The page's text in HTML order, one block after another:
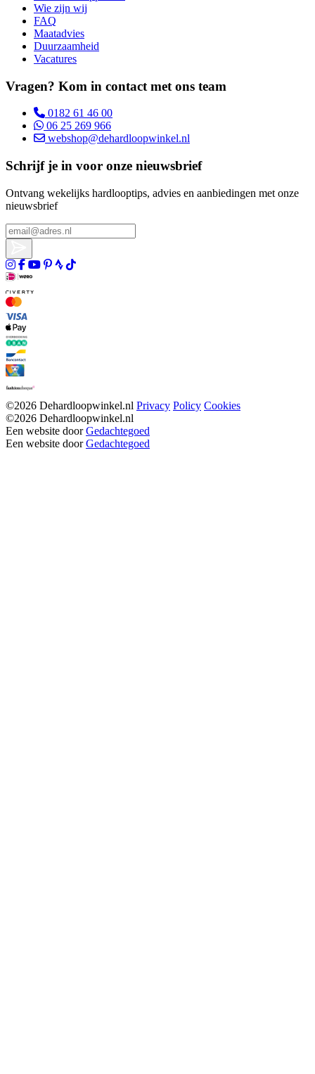
Wie zijn wij
FAQ
Maatadvies
Duurzaamheid
Vacatures
Vragen? Kom in contact met ons team
0182 61 46 00
06 25 269 966
webshop@dehardloopwinkel.nl
Schrijf je in voor onze nieuwsbrief
Ontvang wekelijks hardlooptips, advies en aanbiedingen met onze
nieuwsbrief
©2026 Dehardloopwinkel.nl Privacy Policy Cookies
©2026 Dehardloopwinkel.nl
Een website doorGedachtegoed
Een website doorGedachtegoed